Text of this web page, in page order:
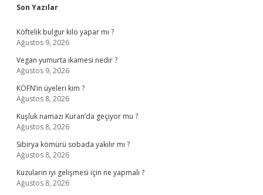
Sidebar
Son Yazılar
Köftelik bulgur kilo yapar mı ?
Ağustos 9, 2026
Vegan yumurta ikamesi nedir ?
Ağustos 9, 2026
KÖFN’in üyeleri kim ?
Ağustos 8, 2026
Kuşluk namazı Kuran’da geçiyor mu ?
Ağustos 8, 2026
Sibirya kömürü sobada yakılır mı ?
Ağustos 8, 2026
Kuzuların iyi gelişmesi için ne yapmalı ?
Ağustos 8, 2026